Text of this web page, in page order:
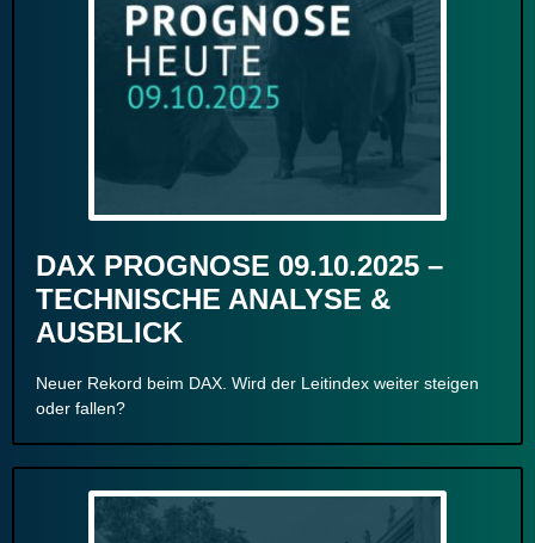
DAX PROGNOSE 09.10.2025 –
TECHNISCHE ANALYSE &
AUSBLICK
Neuer Rekord beim DAX. Wird der Leitindex weiter steigen
oder fallen?